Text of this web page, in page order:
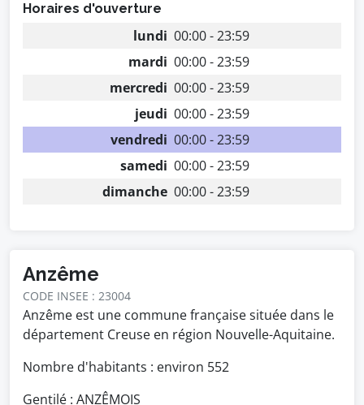
Horaires d'ouverture
lundi 00:00 - 23:59
mardi 00:00 - 23:59
mercredi 00:00 - 23:59
jeudi 00:00 - 23:59
vendredi 00:00 - 23:59
samedi 00:00 - 23:59
dimanche 00:00 - 23:59
Anzême
CODE INSEE : 23004
Anzême est une commune française située dans le
département Creuse en région Nouvelle-Aquitaine.
Nombre d'habitants : environ 552
Gentilé : ANZÊMOIS